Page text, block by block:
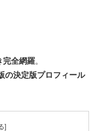
完全網羅。
の決定版プロフィール